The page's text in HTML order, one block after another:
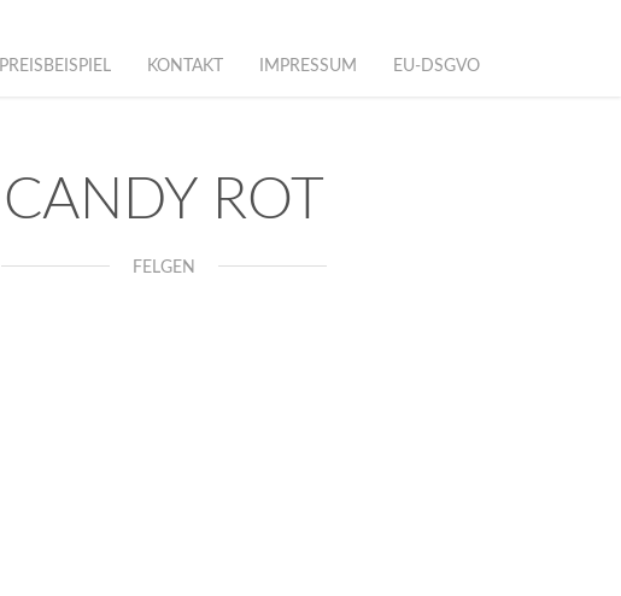
PREISBEISPIEL KONTAKT IMPRESSUM EU-DSGVO
CANDY ROT
FELGEN